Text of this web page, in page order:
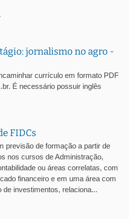
jornalismo no agro -
currículo em formato PDF
É necessário possuir inglês
FIDCs
previsão de formação a partir de
nos cursos de Administração,
ou áreas correlatas, com
financeiro e em uma área com
investimentos, relaciona...